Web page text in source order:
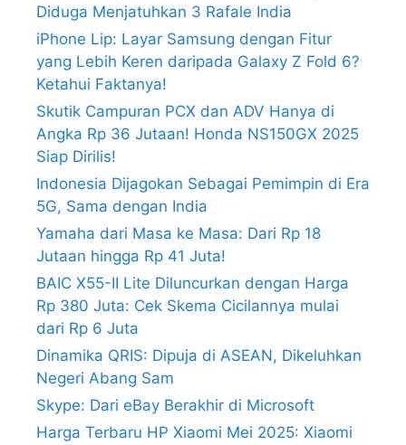
Diduga Menjatuhkan 3 Rafale India
iPhone Lip: Layar Samsung dengan Fitur
yang Lebih Keren daripada Galaxy Z Fold 6?
Ketahui Faktanya!
Skutik Campuran PCX dan ADV Hanya di
Angka Rp 36 Jutaan! Honda NS150GX 2025
Siap Dirilis!
Indonesia Dijagokan Sebagai Pemimpin di Era
5G, Sama dengan India
Yamaha dari Masa ke Masa: Dari Rp 18
Jutaan hingga Rp 41 Juta!
BAIC X55-II Lite Diluncurkan dengan Harga
Rp 380 Juta: Cek Skema Cicilannya mulai
dari Rp 6 Juta
Dinamika QRIS: Dipuja di ASEAN, Dikeluhkan
Negeri Abang Sam
Skype: Dari eBay Berakhir di Microsoft
Harga Terbaru HP Xiaomi Mei 2025: Xiaomi